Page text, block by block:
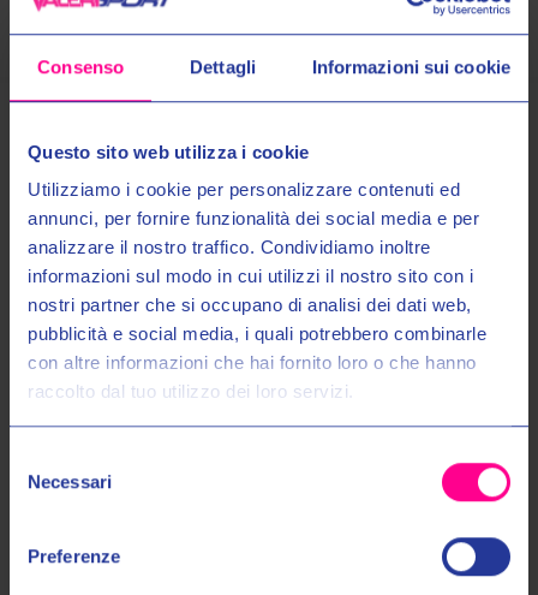
Consenso Dettagli Informazioni sui cookie
Questo sito web utilizza i cookie
Utilizziamo i cookie per personalizzare contenuti ed
annunci, per fornire funzionalità dei social media e per
analizzare il nostro traffico. Condividiamo inoltre
informazioni sul modo in cui utilizzi il nostro sito con i
nostri partner che si occupano di analisi dei dati web,
pubblicità e social media, i quali potrebbero combinarle
con altre informazioni che hai fornito loro o che hanno
raccolto dal tuo utilizzo dei loro servizi.
delNecessari
Preferenze
Prodotti Simili
€99,00
€85,00
Entra nel mondo Valeri Sport
Ricevi in anteprima novità, promozioni esclusive e uno
SCONTO DEL 10%sul tuo primo acquisto!
Email:
Autorizzo il trattamento dei miei dati personali nel modo e per gli
scopi indicati nell'Informativa sulla